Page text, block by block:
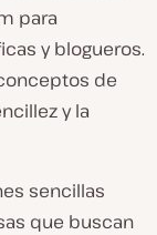
para
y blogueros.
de
y la
sencillas
que buscan